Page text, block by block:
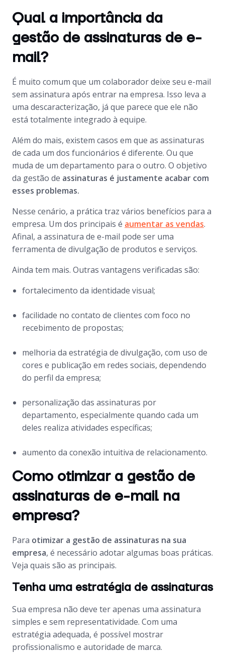
Qual a importância da
gestão de assinaturas de e-
mail?
É muito comum que um colaborador deixe seu e-mail
sem assinatura após entrar na empresa. Isso leva a
uma descaracterização, já que parece que ele não
está totalmente integrado à equipe.
Além do mais, existem casos em que as assinaturas
de cada um dos funcionários é diferente. Ou que
muda de um departamento para o outro. O objetivo
da gestão de assinaturas é justamente acabar com
esses problemas.
Nesse cenário, a prática traz vários benefícios para a
empresa. Um dos principais é aumentar as vendas.
Afinal, a assinatura de e-mail pode ser uma
ferramenta de divulgação de produtos e serviços.
Ainda tem mais. Outras vantagens verificadas são:
fortalecimento da identidade visual;
facilidade no contato de clientes com foco no
recebimento de propostas;
melhoria da estratégia de divulgação, com uso de
cores e publicação em redes sociais, dependendo
do perfil da empresa;
personalização das assinaturas por
departamento, especialmente quando cada um
deles realiza atividades específicas;
aumento da conexão intuitiva de relacionamento.
Como otimizar a gestão de
assinaturas de e-mail na
empresa?
Para otimizar a gestão de assinaturas na sua
empresa, é necessário adotar algumas boas práticas.
Veja quais são as principais.
Tenha uma estratégia de assinaturas
Sua empresa não deve ter apenas uma assinatura
simples e sem representatividade. Com uma
estratégia adequada, é possível mostrar
profissionalismo e autoridade de marca.